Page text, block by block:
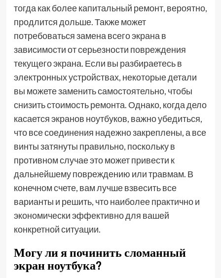
тогда как более капитальный ремонт, вероятно,
продлится дольше. Также может
потребоваться замена всего экрана в
зависимости от серьезности повреждения
текущего экрана. Если вы разбираетесь в
электронных устройствах, некоторые детали
вы можете заменить самостоятельно, чтобы
снизить стоимость ремонта. Однако, когда дело
касается экранов ноутбуков, важно убедиться,
что все соединения надежно закреплены, а все
винты затянуты правильно, поскольку в
противном случае это может привести к
дальнейшему повреждению или травмам. В
конечном счете, вам лучше взвесить все
варианты и решить, что наиболее практично и
экономически эффективно для вашей
конкретной ситуации.
Могу ли я починить сломанный
экран ноутбука?